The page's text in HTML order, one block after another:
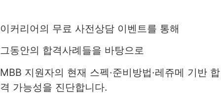
이커리어의 무료 사전상담 이벤트를 통해
그동안의 합격사례들을 바탕으로
MBB 지원자의 현재 스펙·준비방법·레쥬메 기반 합
격 가능성을 진단합니다.